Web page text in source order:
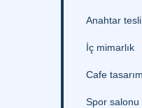
Anahtar
İç mimarlık
Cafe
Spor salonu